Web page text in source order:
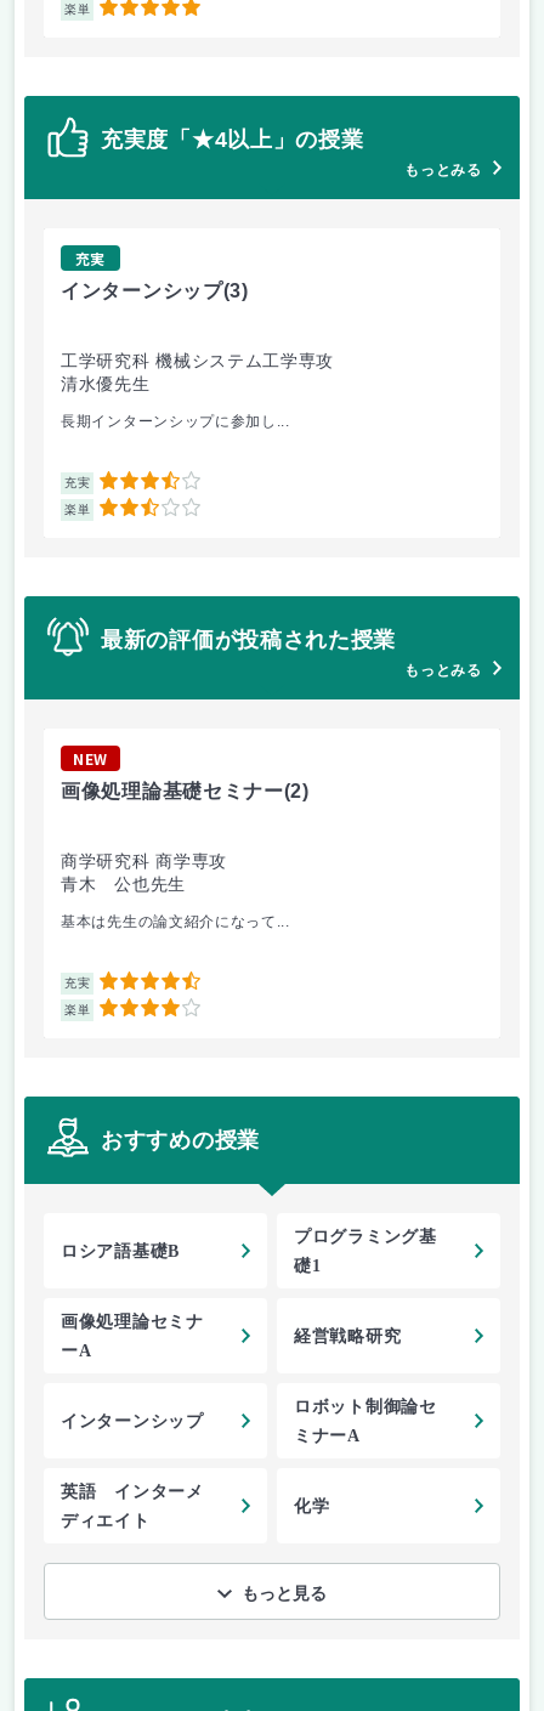
楽単 5
充実度「★4以上」の授業
もっとみる
充実
インターンシップ(3)
工学研究科 機械システム工学専攻
清水優先生
長期インターンシップに参加し...
充実 3.5
楽単 2.5
最新の評価が投稿された授業
もっとみる
NEW
画像処理論基礎セミナー(2)
商学研究科 商学専攻
青木 公也先生
基本は先生の論文紹介になって...
充実 4.5
楽単 4
おすすめの授業
ロシア語基礎B
プログラミング基
礎1
画像処理論セミナ
ーA
経営戦略研究
インターンシップ
ロボット制御論セ
ミナーA
英語 インターメ
ディエイト
化学
もっと見る